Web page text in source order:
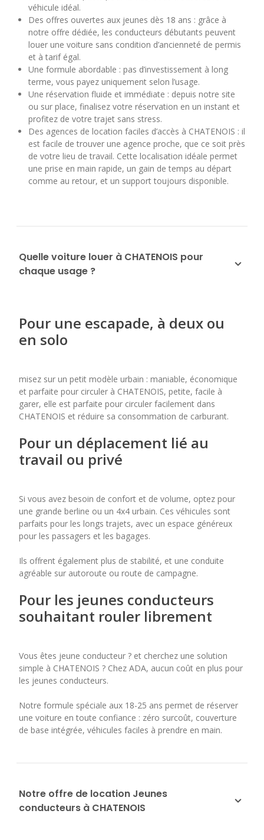
véhicule idéal.
Des offres ouvertes aux jeunes dès 18 ans : grâce à
notre offre dédiée, les conducteurs débutants peuvent
louer une voiture sans condition d’ancienneté de permis
et à tarif égal.
Une formule abordable : pas d’investissement à long
terme, vous payez uniquement selon l’usage.
Une réservation fluide et immédiate : depuis notre site
ou sur place, finalisez votre réservation en un instant et
profitez de votre trajet sans stress.
Des agences de location faciles d’accès à CHATENOIS : il
est facile de trouver une agence proche, que ce soit près
de votre lieu de travail. Cette localisation idéale permet
une prise en main rapide, un gain de temps au départ
comme au retour, et un support toujours disponible.
Quelle voiture louer à CHATENOIS pour
chaque usage ?
Pour une escapade, à deux ou
en solo
misez sur un petit modèle urbain : maniable, économique
et parfaite pour circuler à CHATENOIS, petite, facile à
garer, elle est parfaite pour circuler facilement dans
CHATENOIS et réduire sa consommation de carburant.
Pour un déplacement lié au
travail ou privé
Si vous avez besoin de confort et de volume, optez pour
une grande berline ou un 4x4 urbain. Ces véhicules sont
parfaits pour les longs trajets, avec un espace généreux
pour les passagers et les bagages.
Ils offrent également plus de stabilité, et une conduite
agréable sur autoroute ou route de campagne.
Pour les jeunes conducteurs
souhaitant rouler librement
Vous êtes jeune conducteur ? et cherchez une solution
simple à CHATENOIS ? Chez ADA, aucun coût en plus pour
les jeunes conducteurs.
Notre formule spéciale aux 18-25 ans permet de réserver
une voiture en toute confiance : zéro surcoût, couverture
de base intégrée, véhicules faciles à prendre en main.
Notre offre de location Jeunes
conducteurs à CHATENOIS